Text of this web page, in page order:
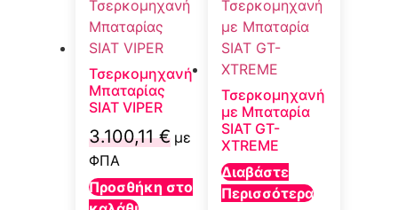
Τσερκομηχανή
Μπαταρίας
SIAT VIPER
3.100,11€ με
ΦΠΑ
Προσθήκη στο
Τσερκομηχανή
με Μπαταρία
SIAT GT-
XTREME
Διαβάστε
Περισσότερα